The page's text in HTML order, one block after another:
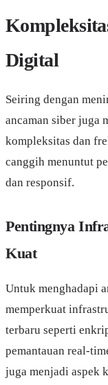
Digital
Seiring dengan
ancaman siber juga
kompleksitas dan
canggih menuntut
dan responsif.
Pentingnya
Kuat
Untuk menghadapi
memperkuat
terbaru seperti
pemantauan real-
juga menjadi aspek